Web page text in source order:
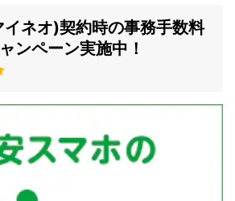
ネオ)契約時の事務手数料
ンペーン実施中！